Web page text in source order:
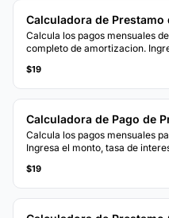
Calculadora de Prestamo
Calcula los pagos mensuales
completo de amortizacion.
$19
Calculadora de Pago de
Calcula los pagos mensuales
Ingresa el monto, tasa de
$19